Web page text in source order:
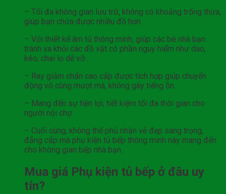
– Tối đa không gian lưu trữ, không có khoảng trống thừa,
giúp bạn chứa được nhiều đồ hơn.
– Với thiết kế âm tủ thông minh, giúp các bé nhà bạn
tránh xa khỏi các đồ vật có phần nguy hiểm như dao,
kéo, chai lọ dễ vỡ…
– Ray giảm chấn cao cấp được tích hợp giúp chuyển
động vô cùng mượt mà, không gây tiếng ồn.
– Mang đến sự tiện lợi, tiết kiệm tối đa thời gian cho
người nội chợ.
– Cuối cùng, không thể phủ nhận vẻ đẹp sang trọng,
đẳng cấp mà phụ kiện tủ bếp thông minh này mang đến
cho không gian bếp nhà bạn.
Mua giá Phụ kiện tủ bếp ở đâu uy
tín?